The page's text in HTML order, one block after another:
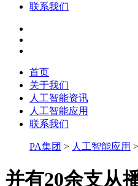
联系我们
首页
关于我们
人工智能资讯
人工智能应用
联系我们
PA集团 > 人工智能应用 >
并有20余支从